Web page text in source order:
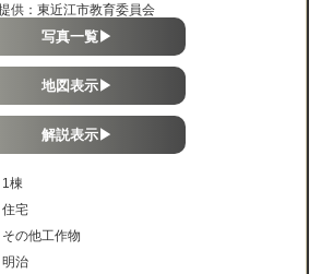
供：東近江市教育委員会
写真一覧▶
地図表示▶
解説表示▶
1棟
住宅
その他工作物
明治